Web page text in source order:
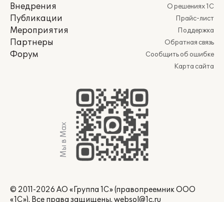
Внедрения
Публикации
Мероприятия
Партнеры
Форум
О решениях 1С
Прайс-лист
Поддержка
Обратная связь
Сообщить об ошибке
Карта сайта
Мы в Max
© 2011-2026 АО «Группа 1С» (правопреемник ООО
«1С»). Все права защищены. websol@1c.ru